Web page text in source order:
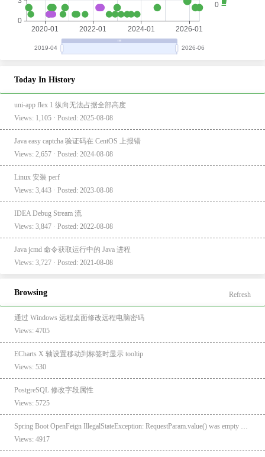
Today In History
uni-app flex 1 纵向无法占据全部高度
Views: 1,105 · Posted: 2025-08-08
Java easy captcha 验证码在 CentOS 上报错
Views: 2,657 · Posted: 2024-08-08
Linux 安装 perf
Views: 3,443 · Posted: 2023-08-08
IDEA Debug Stream 流
Views: 3,847 · Posted: 2022-08-08
Java jcmd 命令获取运行中的 Java 进程
Views: 3,727 · Posted: 2021-08-08
Browsing Refresh
通过 Windows 远程桌面修改远程电脑密码
Views: 4705
ECharts X 轴设置移动到标签时显示 tooltip
Views: 530
PostgreSQL 修改字段属性
Views: 5725
Views: 4917